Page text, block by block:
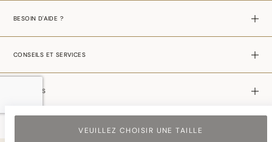
VEUILLEZ CHOISIR UNE TAILLE
BESOIN D'AIDE ?
CONSEILS ET SERVICES
A PROPOS